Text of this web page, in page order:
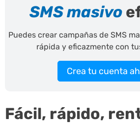
SMS masivo
Puedes crear campañas de SMS
rápida y eficazmente con
Crea tu cuenta
Fácil, rápido,